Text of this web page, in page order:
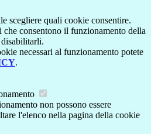
scegliere quali cookie consentire.
consentono il funzionamento della
necessari al funzionamento potete
.
non possono essere
l'elenco nella pagina della cookie